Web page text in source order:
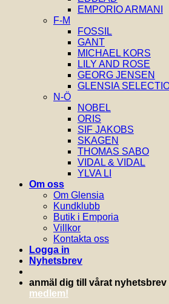
EMPORIO ARMANI
F-M
FOSSIL
GANT
MICHAEL KORS
LILY AND ROSE
GEORG JENSEN
GLENSIA
N-Ö
NOBEL
ORIS
SIF JAKOBS
SKAGEN
THOMAS SABO
VIDAL & VIDAL
YLVA LI
Om oss
Om Glensia
Kundklubb
Butik i Emporia
Villkor
Kontakta oss
Logga in
Nyhetsbrev
anmäl dig till vårat nyhetsbrev
medlem!